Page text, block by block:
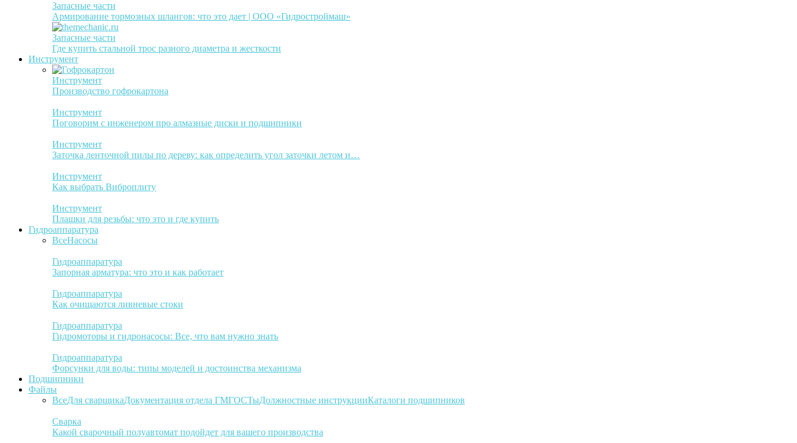
Запасные части
Армирование тормозных шлангов: что это дает | ООО «Гидростроймаш»
Запасные части
Где купить стальной трос разного диаметра и жесткости
Инструмент
Инструмент
Производство гофрокартона
Инструмент
Поговорим с инженером про алмазные диски и подшипники
Инструмент
Заточка ленточной пилы по дереву: как определить угол заточки летом и…
Инструмент
Как выбрать Виброплиту
Инструмент
Плашки для резьбы: что это и где купить
Гидроаппаратура
ВсеНасосы
Гидроаппаратура
Запорная арматура: что это и как работает
Гидроаппаратура
Как очищаются ливневые стоки
Гидроаппаратура
Гидромоторы и гидронасосы: Все, что вам нужно знать
Гидроаппаратура
Форсунки для воды: типы моделей и достоинства механизма
Подшипники
Файлы
ВсеДля сварщикаДокументация отдела ГМГОСТыДолжностные инструкцииКаталоги подшипников
Сварка
Какой сварочный полуавтомат подойдет для вашего производства